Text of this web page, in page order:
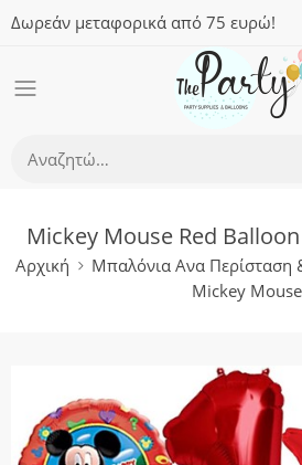
Δωρεάν μεταφορικά από 75 ευρώ!
Mickey Mouse Red
Αρχική Μπαλόνια Ανα Περίσταση
Mickey Mouse